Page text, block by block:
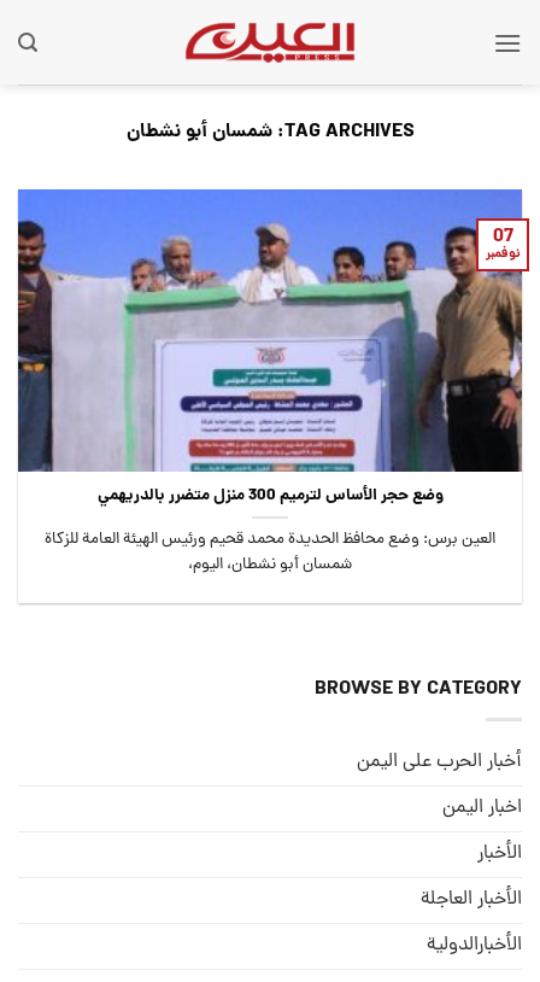
TAG ARCHIVES: شمسان أبو نشطان
وضع حجر الأساس لترميم 300 منزل متضرر بالدريهمي
العين برس: وضع محافظ الحديدة محمد قحيم ورئيس الهيئة العامة للزكاة
شمسان أبو نشطان، اليوم،
07
نوفمبر
BROWSE BY CATEGORY
أخبار الحرب على اليمن
اخبار اليمن
الأخبار
الأخبار العاجلة
الأخبارالدولية